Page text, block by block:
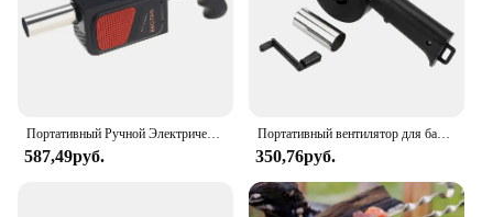
587,49руб.
Портативный вентилятор для барбекю, инструменты для барбекю с сильфоном, аксессуары для барбекю, ручная насадка, аксессуары для пикника и кемпинга
350,76руб.